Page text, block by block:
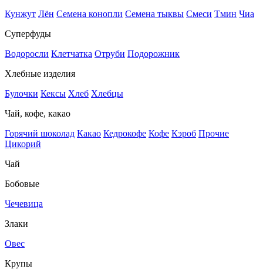
Кунжут Лён Семена конопли Семена тыквы Смеси Тмин Чиа
Суперфуды
Водоросли Клетчатка Отруби Подорожник
Хлебные изделия
Булочки Кексы Хлеб Хлебцы
Чай, кофе, какао
Горячий шоколад Какао Кедрокофе Кофе Кэроб Прочие
Цикорий
Чай
Бобовые
Чечевица
Злаки
Овес
Крупы